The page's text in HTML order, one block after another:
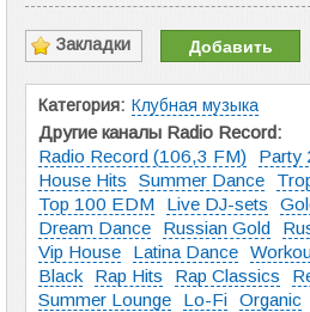
Закладки Добавить
Категория: Клубная музыка
Другие каналы Radio Record:
Radio Record (106,3 FM)
Party
House Hits
Summer Dance
Top 100 EDM
Live DJ-sets
Dream Dance
Russian Gold
Vip House
Latina Dance
Black
Rap Hits Rap Classics
Summer Lounge
Lo-Fi Organic